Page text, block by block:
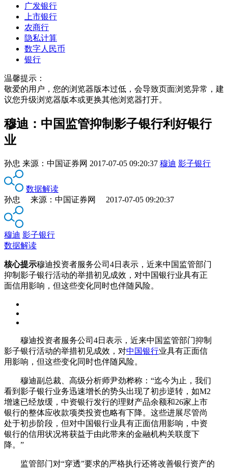
广发银行
上市银行
农商行
隐私计算
数字人民币
银行
温馨提示：
敬爱的用户，您的浏览器版本过低，会导致页面浏览异常，建
议您升级浏览器版本或更换其他浏览器打开。
穆迪：中国监管抑制影子银行利好银行
业
孙忠 来源： 中国证券网 2017-07-05 09:20:37 穆迪 影子银行
数据解读
孙忠 来源：中国证券网 2017-07-05 09:20:37
穆迪 影子银行
数据解读
核心提示穆迪投资者服务公司4日表示，近来中国监管部门
抑制影子银行活动的举措初见成效，对中国银行业具有正
面信用影响，但这些变化同时也伴随风险。
穆迪投资者服务公司4日表示，近来中国监管部门抑制
影子银行活动的举措初见成效，对中国银行业具有正面信
用影响，但这些变化同时也伴随风险。
穆迪副总裁、高级分析师尹劲桦称：“迄今为止，我们
看到影子银行业务迅速增长的势头出现了初步逆转，如M2
增速已经放缓，中资银行发行的理财产品余额和26家上市
银行的整体应收款项类投资也略有下降。这些进展尽管尚
处于初步阶段，但对中国银行业具有正面信用影响，中资
银行的信用状况将获益于由此带来的金融机构关联度下
降。”
监管部门对“穿透”要求的严格执行还将改善银行资产的